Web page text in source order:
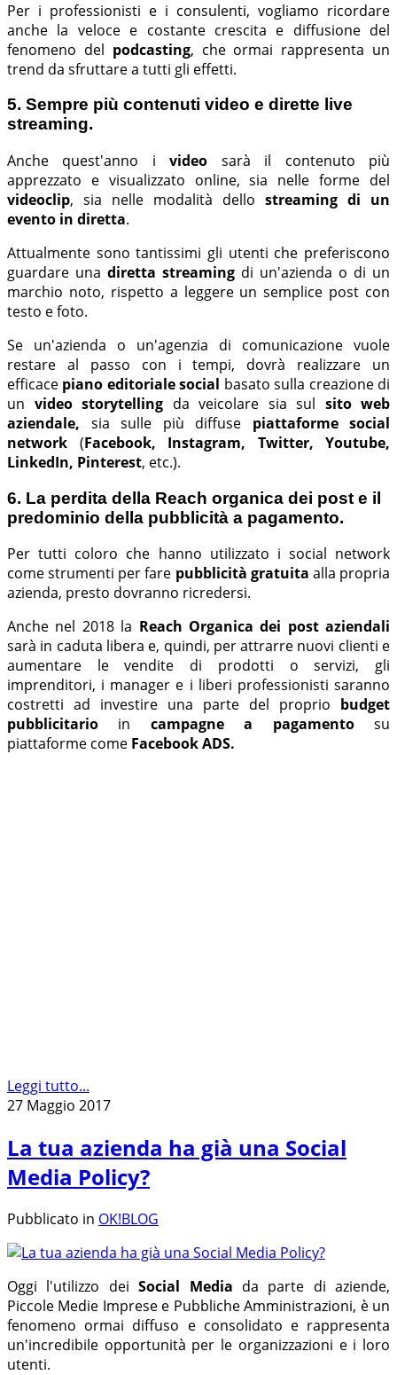
Per i professionisti e i consulenti, vogliamo ricordare
anche la veloce e costante crescita e diffusione del
fenomeno del podcasting, che ormai rappresenta un
trend da sfruttare a tutti gli effetti.
5. Sempre più contenuti video e dirette live
streaming.
Anche quest'anno ivideo sarà il contenuto più
apprezzato e visualizzato online, sia nelle forme del
videoclip, sia nelle modalità dello streaming di un
evento in diretta.
Attualmente sono tantissimi gli utenti che preferiscono
guardare una diretta streaming di un'azienda o di un
marchio noto, rispetto a leggere un semplice post con
testo e foto.
Se un'azienda o un'agenzia di comunicazione vuole
restare al passo con i tempi, dovrà realizzare un
efficace piano editoriale social basato sulla creazione di
un video storytelling da veicolare sia sul sito web
aziendale, sia sulle più diffuse piattaforme social
network (Facebook, Instagram, Twitter, Youtube,
LinkedIn, Pinterest, etc.).
6. La perdita della Reach organica dei post e il
predominio della pubblicità a pagamento.
Per tutti coloro che hanno utilizzato i social network
come strumenti per fare pubblicità gratuita alla propria
azienda, presto dovranno ricredersi.
Anche nel 2018 la Reach Organica dei post aziendali
sarà in caduta libera e, quindi, per attrarre nuovi clienti e
aumentare le vendite di prodotti o servizi, gli
imprenditori, i manager e i liberi professionisti saranno
costretti ad investire una parte del proprio budget
pubblicitario in campagne a pagamentosu
piattaforme come Facebook ADS.
Leggi tutto...
27 Maggio 2017
La tua azienda ha già una Social
Media Policy?
Pubblicato in OK!BLOG
Oggi l'utilizzo deiSocial Media da parte di aziende,
Piccole Medie Imprese e Pubbliche Amministrazioni, è un
fenomeno ormai diffuso e consolidato e rappresenta
un'incredibile opportunità per le organizzazioni e i loro
utenti.